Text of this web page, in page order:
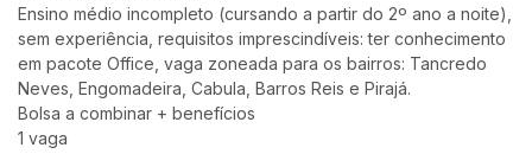
Ensino médio incompleto (cursando a partir do 2º ano a noite),
sem experiência, requisitos imprescindíveis: ter conhecimento
em pacote Office, vaga zoneada para os bairros: Tancredo
Neves, Engomadeira, Cabula, Barros Reis e Pirajá.
Bolsa a combinar + benefícios
1 vaga